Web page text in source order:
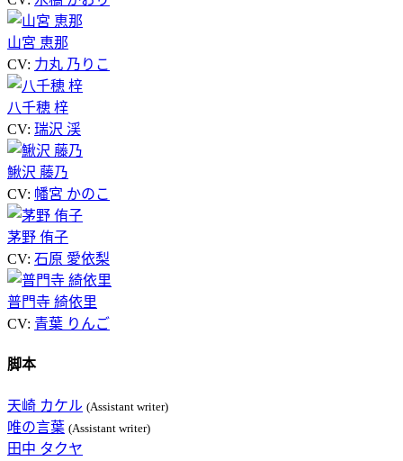
山宮 恵那
CV: 力丸 乃りこ
八千穂 梓
CV: 瑞沢 渓
鰍沢 藤乃
CV: 幡宮 かのこ
茅野 侑子
CV: 石原 愛依梨
普門寺 綺依里
CV: 青葉 りんご
脚本
天崎 カケル (Assistant writer)
唯の言葉 (Assistant writer)
田中 タクヤ